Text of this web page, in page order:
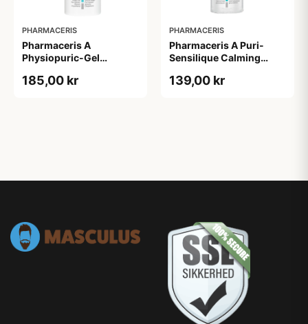
PHARMACERIS
Pharmaceris A
Physiopuric-Gel
Physiological Cleansing
185,00 kr
PHARMACERIS
Pharmaceris A Puri-
Sensilique Calming
(200 ml)
139,00 kr